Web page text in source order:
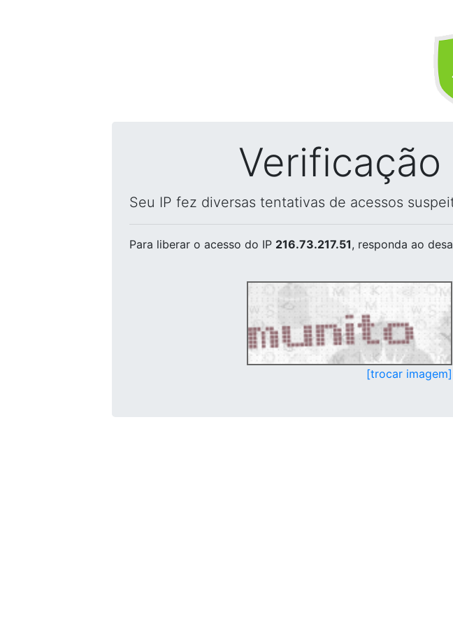
Seu IP fez diversas tentativas de acessos
Para liberar o acesso do IP 216.73.217.51, responda ao
[trocar imagem]